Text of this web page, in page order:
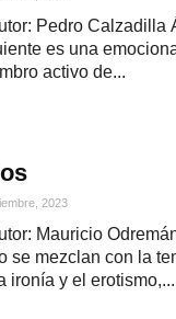
Pedro Calzadilla
es una
activo de...
2023
Mauricio
se mezclan con la
ironía y el erotismo,...